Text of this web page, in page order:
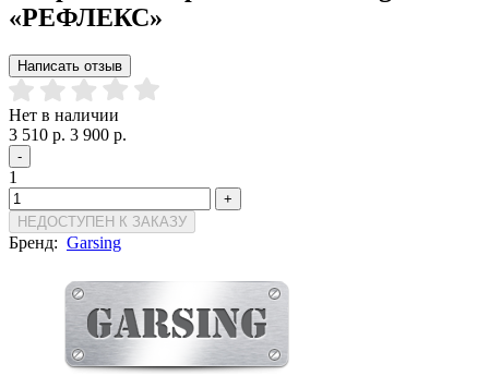
«РЕФЛЕКС»
Написать отзыв
Нет в наличии
3 510 р. 3 900 р.
-
1
+
НЕДОСТУПЕН К ЗАКАЗУ
Бренд: Garsing